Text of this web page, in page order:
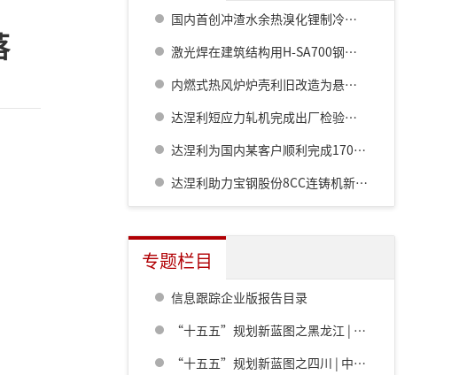
国内首创冲渣水余热溴化锂制冷技术破解低品位工业余热利用难题
激光焊在建筑结构用H-SA700钢中的应用
内燃式热风炉炉壳利旧改造为悬链线顶燃式的优越特性和实践应用
达涅利短应力轧机完成出厂检验获宝钢股份高度认可
达涅利为国内某客户顺利完成1700热轧线弯窜辊系统改造
达涅利助力宝钢股份8CC连铸机新增280mm断面方坯热试一次成功
专题栏目
信息跟踪企业版报告目录
“十五五”规划新蓝图之黑龙江 | 中共黑龙江省委关于制定国民经济和社会发展第十五个五年规划的建议
“十五五”规划新蓝图之四川 | 中共四川省委关于制定四川省国民经济和社会发展第十五个五年规划的建议